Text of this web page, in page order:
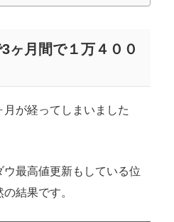
ヶ月間で１万４００
が経ってしまいました
ウ最高値更新もしている位
結果です。